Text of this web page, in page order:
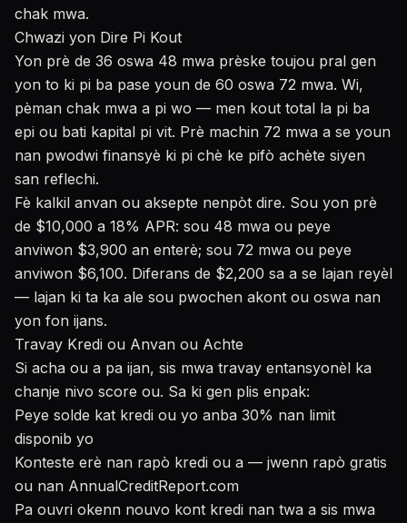
chak mwa.
Chwazi yon Dire Pi Kout
Yon prè de 36 oswa 48 mwa prèske toujou pral gen
yon to ki pi ba pase youn de 60 oswa 72 mwa. Wi,
pèman chak mwa a pi wo — men kout total la pi ba
epi ou bati kapital pi vit. Prè machin 72 mwa a se youn
nan pwodwi finansyè ki pi chè ke pifò achète siyen
san reflechi.
Fè kalkil anvan ou aksepte nenpòt dire. Sou yon prè
de $10,000 a 18% APR: sou 48 mwa ou peye
anviwon $3,900 an enterè; sou 72 mwa ou peye
anviwon $6,100. Diferans de $2,200 sa a se lajan reyèl
— lajan ki ta ka ale sou pwochen akont ou oswa nan
yon fon ijans.
Travay Kredi ou Anvan ou Achte
Si acha ou a pa ijan, sis mwa travay entansyonèl ka
chanje nivo score ou. Sa ki gen plis enpak:
Peye solde kat kredi ou yo anba 30% nan limit
disponib yo
Konteste erè nan rapò kredi ou a — jwenn rapò gratis
ou nan AnnualCreditReport.com
Pa ouvri okenn nouvo kont kredi nan twa a sis mwa